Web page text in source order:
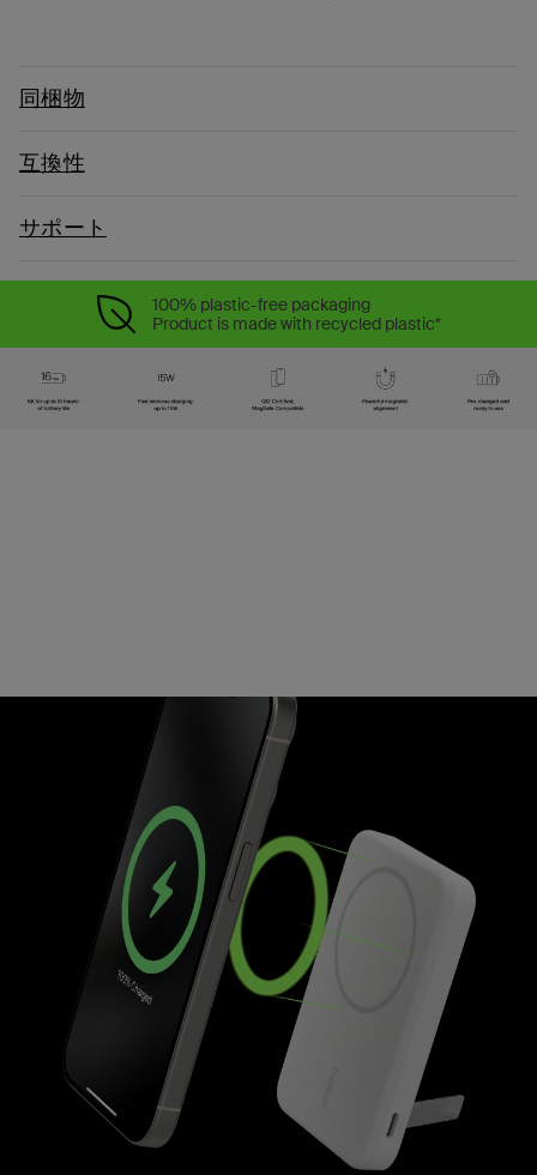
同梱物
互換性
サポート
100% plastic-free packaging
Product is made with recycled plastic*